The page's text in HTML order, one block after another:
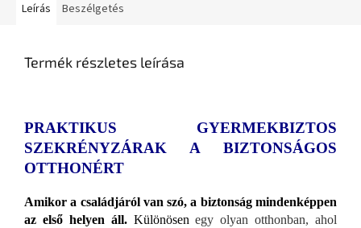
Leírás Beszélgetés
Termék részletes leírása
PRAKTIKUS GYERMEKBIZTOS
SZEKRÉNYZÁRAK A BIZTONSÁGOS
OTTHONÉRT
Amikor a családjáról van szó, a biztonság mindenképpen
az első helyen áll. Különösen egy olyan otthonban, ahol